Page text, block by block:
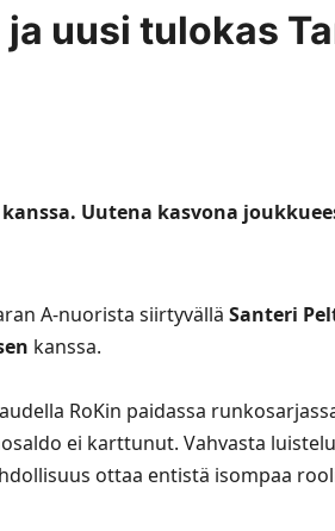
uusi tulokas
Uutena kasvona
A-nuorista siirtyvällä Santeri
kanssa.
RoKin paidassa
ei karttunut. Vahvasta
ottaa entistä isompaa